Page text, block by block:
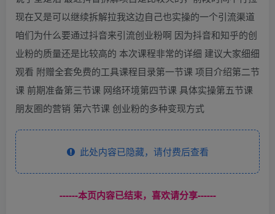
现在又是可以继续拆解拉我这边自己也实操的一个引流渠道
咱们为什么要通过抖音来引流创业粉啊 因为抖音和知乎的创
业粉的质量还是比较高的 本次课程非常的详细 建议大家细细
观看 附赠全套免费的工具课程目录第一节课 项目介绍第二节
课 前期准备第三节课 网络环境第四节课 具体实操第五节课
朋友圈的营销 第六节课 创业粉的多种变现方式
此处内容已隐藏，请付费后查看
------本页内容已结束，喜欢请分享------